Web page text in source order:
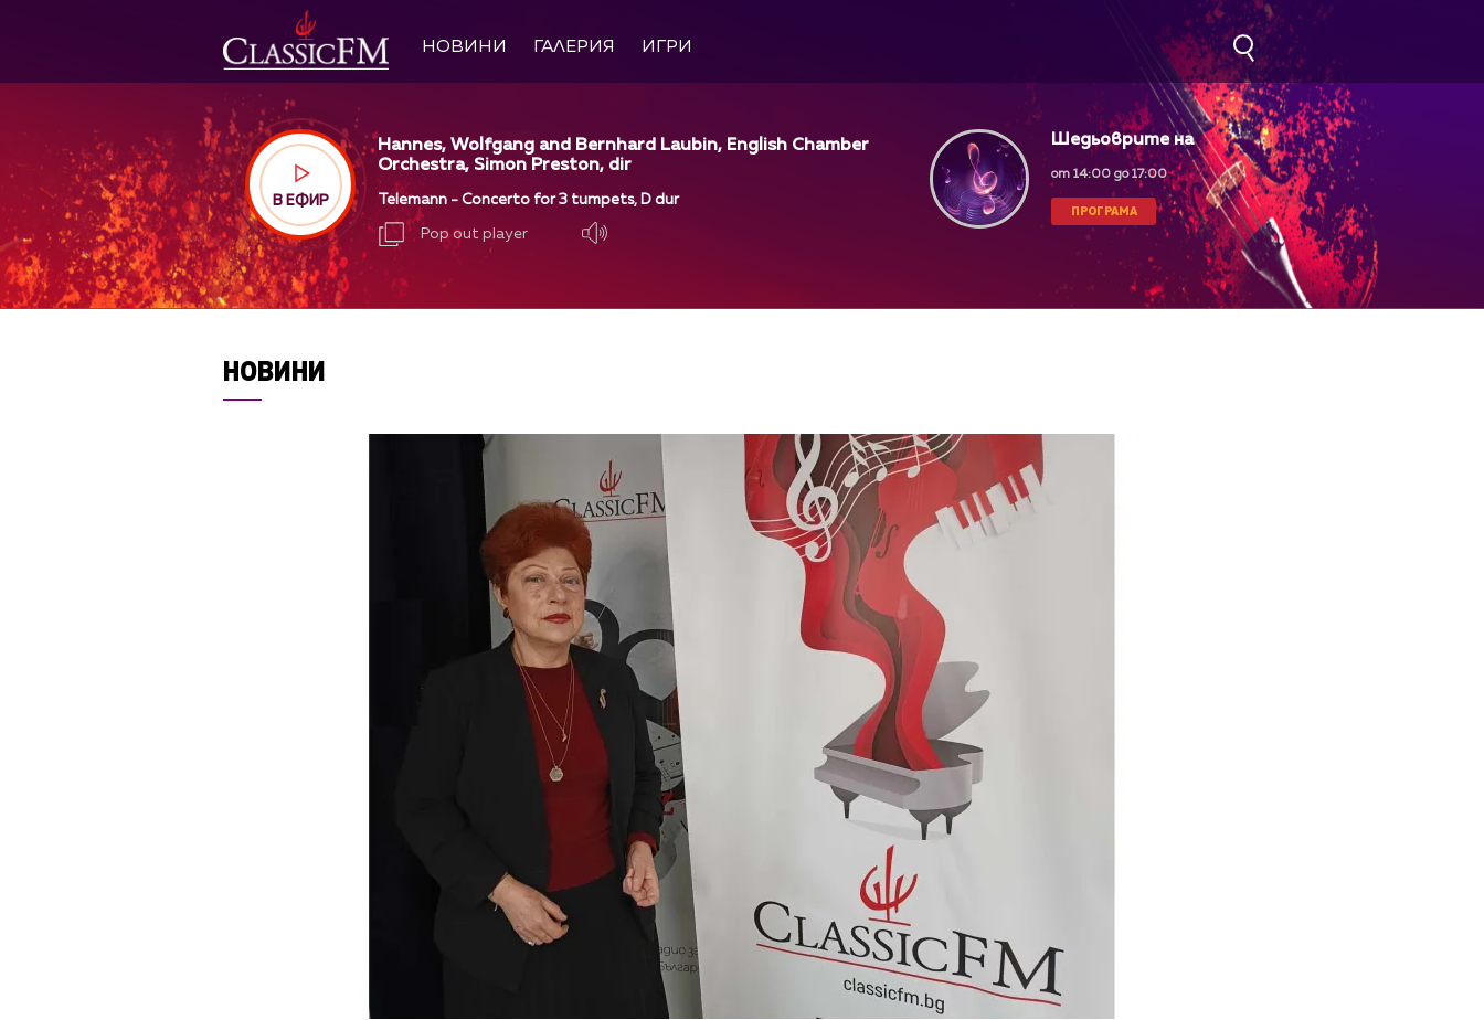
НОВИНИ ГАЛЕРИЯ ИГРИ
В ЕФИР
Hannes, Wolfgang and Bernhard Laubin, English Chamber
Orchestra, Simon Preston, dir
Telemann - Concerto for 3 tumpets, D dur
Pop out player
Шедьоврите на
класическата музика
от 14:00 до 17:00
ПРОГРАМА
НОВИНИ